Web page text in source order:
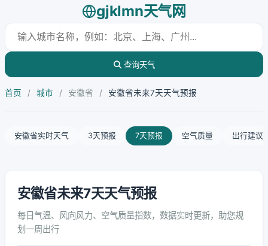
gjklmn天气网
查询天气
首页 / 城市 / 安徽省 / 安徽省未来7天天气预报
安徽省实时天气 3天预报 7天预报 空气质量 出行建议
安徽省未来7天天气预报
每日气温、风向风力、空气质量指数，数据实时更新，助您规
划一周出行